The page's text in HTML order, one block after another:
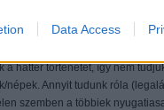
Data Access
háttér történetét, így nem
Annyit tudunk róla
szemben a többiek